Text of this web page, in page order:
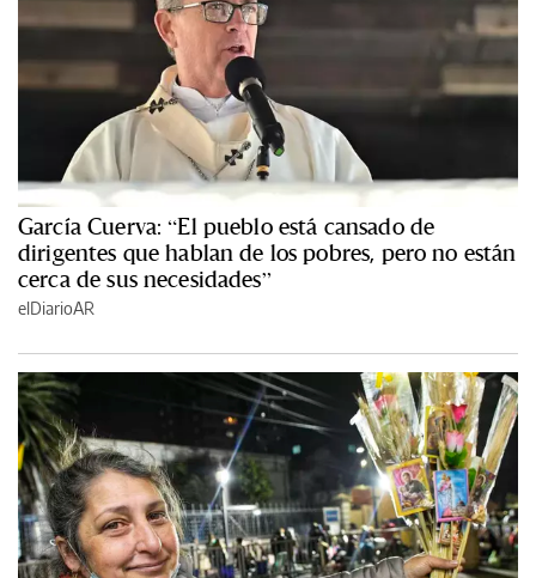
García Cuerva: “El pueblo está cansado de
dirigentes que hablan de los pobres, pero no están
cerca de sus necesidades”
elDiarioAR